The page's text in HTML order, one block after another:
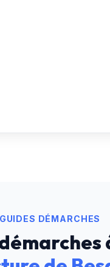
GUIDES DÉMARCHES